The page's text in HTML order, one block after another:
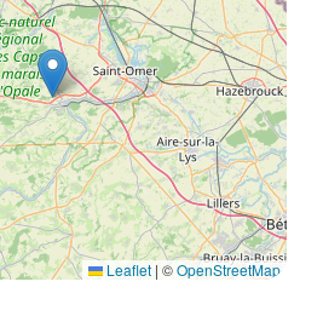
Leaflet | ©OpenStreetMap